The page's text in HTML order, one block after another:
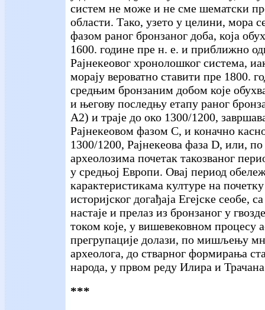
систем не може и не сме шематски
области. Тако, узето у целини, мора
фазом раног бронзаног доба, која
1600. године пре н. е. и приближно
Рајнекеовог хронолошког система,
морају вероватно ставити пре 1800.
средњим бронзаним добом које
и његову последњу етапу раног
А2) и траје до око 1300/1200,
Рајнекеовом фазом С, и коначно
1300/1200, Рајнекеова фаза D, или,
археолозима почетак такозваног
у средњој Европи. Овај период
карактеристикама културе на
историјског догађаја Егејске сеобе,
настаје и прелаз из бронзаног у
током које, у вишевековном процесу
прегрупације долази, по мишљењу
археолога, до стварног формирања
народа, у првом реду Илира и
***